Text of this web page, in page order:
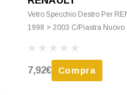
Vetro Specchio Destro Per
1998 > 2003 C/Piastra Nuovo
7,92€ Compra